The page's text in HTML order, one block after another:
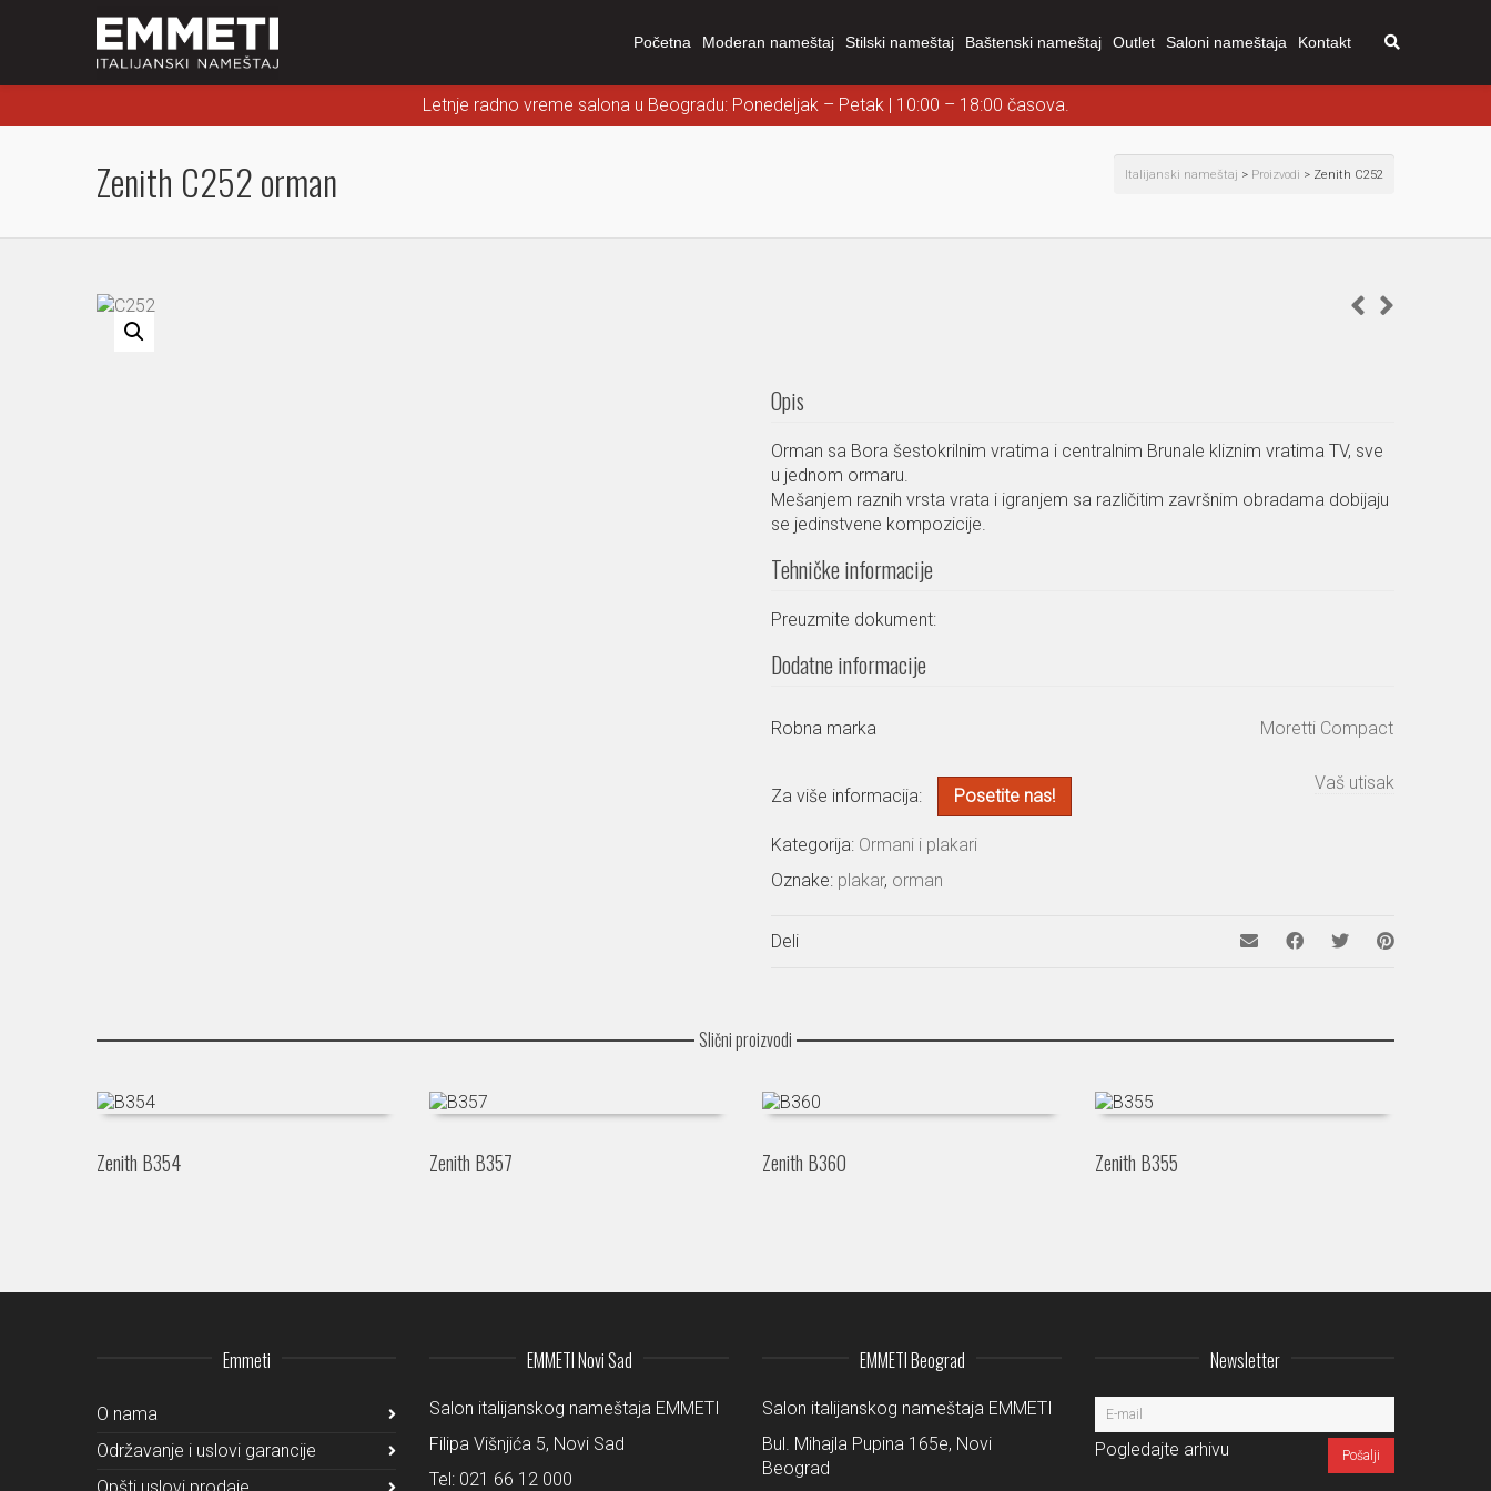
Početna Moderan nameštaj Stilski nameštaj Baštenski nameštaj Outlet Saloni nameštaja Kontakt
Letnje radno vreme salona u Beogradu: Ponedeljak – Petak | 10:00 – 18:00 časova.
Zenith C252 orman Italijanski nameštaj > Proizvodi > Zenith C252
Opis
Orman sa Bora šestokrilnim vratima i centralnim Brunale kliznim vratima TV, sve
u jednom ormaru.
Mešanjem raznih vrsta vrata i igranjem sa različitim završnim obradama dobijaju
se jedinstvene kompozicije.
Tehničke informacije
Preuzmite dokument:
Dodatne informacije
Robna marka Moretti Compact
Za više informacija: Posetite nas!
Vaš utisak
Kategorija: Ormani i plakari
Oznake: plakar, orman
Deli
Slični proizvodi
Zenith B354 Zenith B357 Zenith B360 Zenith B355
Emmeti
O nama
Održavanje i uslovi garancije
EMMETI Novi Sad
Salon italijanskog nameštaja EMMETI
Filipa Višnjića 5, Novi Sad
Tel: 021 66 12 000
EMMETI Beograd
Salon italijanskog nameštaja EMMETI
Bul. Mihajla Pupina 165e, Novi
Beograd
Newsletter
Pogledajte arhivu